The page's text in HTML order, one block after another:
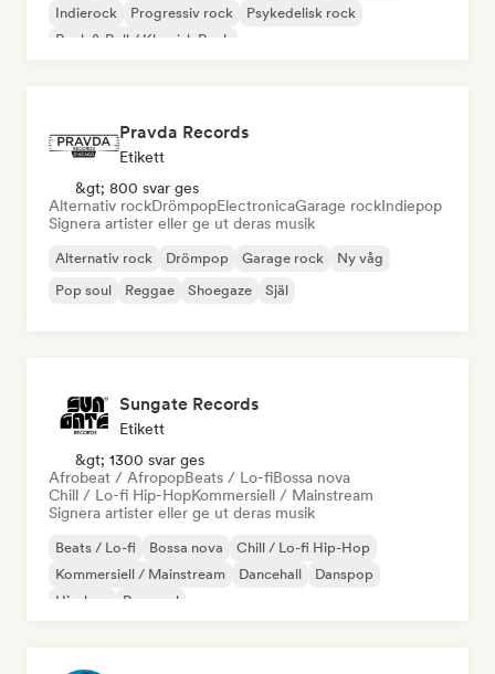
Indierock
Progressiv rock
Psykedelisk rock
Rock & Roll / Klassisk Rock
Pravda Records
Etikett
&gt; 800 svar ges
Alternativ rockDrömpopElectronicaGarage rockIndiepop
Signera artister eller ge ut deras musik
Alternativ rock Drömpop Garage rock
Ny våg
Pop soul
Reggae Shoegaze Själ
Sungate Records
Etikett
&gt; 1300 svar ges
Afrobeat / AfropopBeats / Lo-fiBossa nova
Chill / Lo-fi Hip-HopKommersiell / Mainstream
Signera artister eller ge ut deras musik
Beats / Lo-fi Bossa nova
Chill / Lo-fi Hip-Hop
Kommersiell / Mainstream
Dancehall
Danspop
Hip-hop
Pop soul